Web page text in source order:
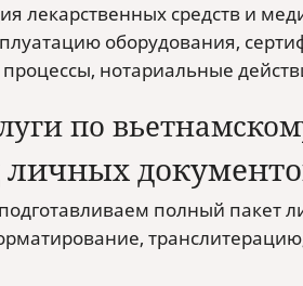
лекарственных средств и
оборудования,
нотариальные
по
личных
полный пакет